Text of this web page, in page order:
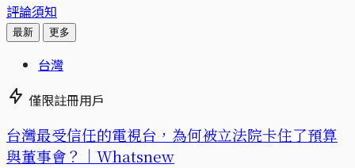
評論須知
最新 更多
台灣
僅限註冊用戶
台灣最受信任的電視台，為何被立法院卡住了預算
與董事會？｜Whatsnew